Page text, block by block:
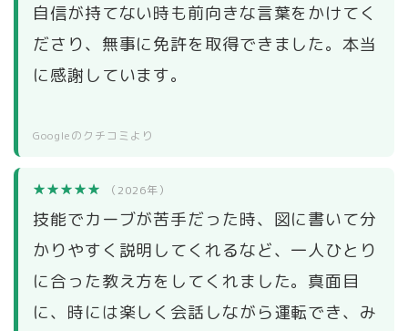
自信が持てない時も前向きな言葉をかけてく
ださり、無事に免許を取得できました。本当
に感謝しています。
Googleのクチコミより
★★★★★ （2026年）
技能でカーブが苦手だった時、図に書いて分
かりやすく説明してくれるなど、一人ひとり
に合った教え方をしてくれました。真面目
に、時には楽しく会話しながら運転でき、み